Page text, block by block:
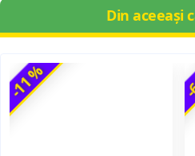
Din aceeași
-11 % -